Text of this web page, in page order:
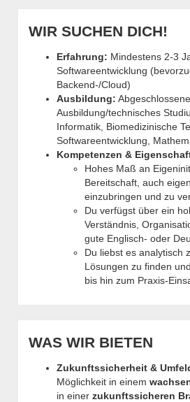
WIR SUCHEN DICH!
Erfahrung: Mindestens 2-3
Softwareentwicklung
Backend-/Cloud)
Ausbildung:
Ausbildung/technisches
Informatik, Biomedizinische
Softwareentwicklung,
Kompetenzen &
Hohes Maß an
Bereitschaft, auch
einzubringen und zu
Du verfügst über ein
Verständnis,
gute Englisch- oder
Du liebst es analytisch
Lösungen zu finden
bis hin zum Praxis-
WAS WIR BIETEN
Zukunftssicherheit &
Möglichkeit in einem
in einer zukunftssicheren